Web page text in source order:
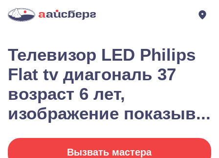
Телевизор LED Philips
Flat tv диагональ 37
возраст 6 лет,
изображение показыв...
Вызвать мастера